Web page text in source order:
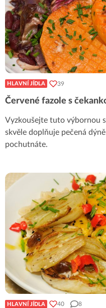
HLAVNÍ JÍDLA 39
Červené fazole s
Vyzkoušejte tuto výbornou
skvěle doplňuje pečená
pochutnáte.
HLAVNÍ JÍDLA 40 8